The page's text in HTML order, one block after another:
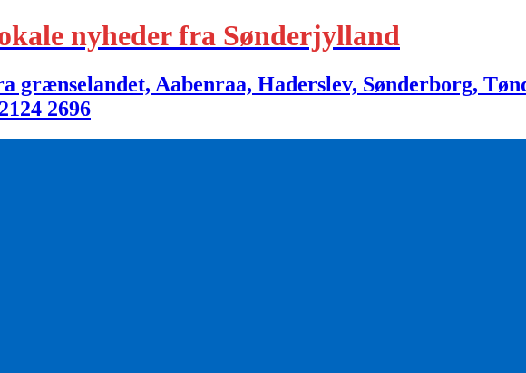
nyheder fra Sønderjylland
Aabenraa, Haderslev, Sønderborg,
2696